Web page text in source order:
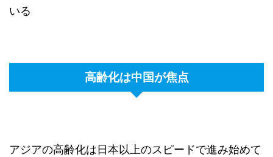
いる
高齢化は中国が焦点
アジアの高齢化は日本以上のスピードで進み始めて